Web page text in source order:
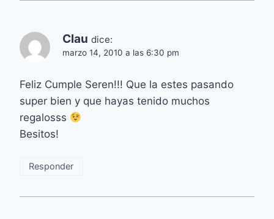
Clau dice:
marzo 14, 2010 a las 6:30 pm
Feliz Cumple Seren!!! Que la estes pasando
super bien y que hayas tenido muchos
regalosss
Besitos!
Responder